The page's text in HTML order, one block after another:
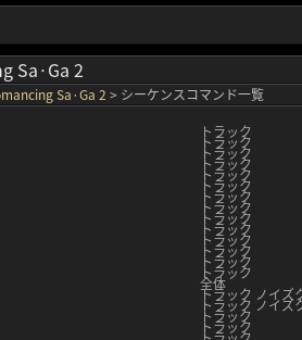
Sa·Ga 2
Sa·Ga 2
シーケンスコマンド一覧
トラック
トラック
トラック
トラック
トラック
トラック
トラック
トラック
トラック
トラック
トラック
トラック
トラック
トラック
全体
トラック ノイズ
トラック ノイズ
トラック
トラック